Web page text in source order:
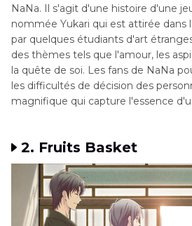
NaNa. Il s'agit d'une histoire d'une
nommée Yukari qui est attirée dans
par quelques étudiants d'art
des thèmes tels que l'amour, les
la quête de soi. Les fans de NaNa
les difficultés de décision des
magnifique qui capture l'essence
2. Fruits Basket